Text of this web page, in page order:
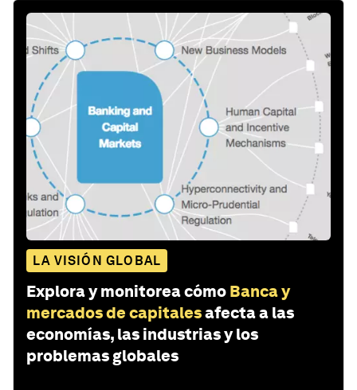
LA VISIÓN GLOBAL
Explora y monitorea cómo Banca y
mercados de capitalesafecta a las
economías, las industrias y los
problemas globales